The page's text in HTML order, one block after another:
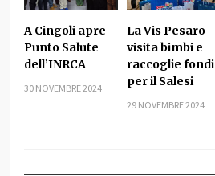
A Cingoli apre
Punto Salute
dell’INRCA
30 NOVEMBRE 2024
La Vis Pesaro
visita bimbi e
raccoglie fondi
per il Salesi
29 NOVEMBRE 2024